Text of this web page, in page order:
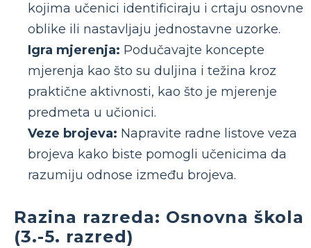
kojima učenici identificiraju i crtaju osnovne
oblike ili nastavljaju jednostavne uzorke.
Igra mjerenja: Podučavajte koncepte
mjerenja kao što su duljina i težina kroz
praktične aktivnosti, kao što je mjerenje
predmeta u učionici.
Veze brojeva: Napravite radne listove veza
brojeva kako biste pomogli učenicima da
razumiju odnose između brojeva.
Razina razreda: Osnovna škola
(3.-5. razred)